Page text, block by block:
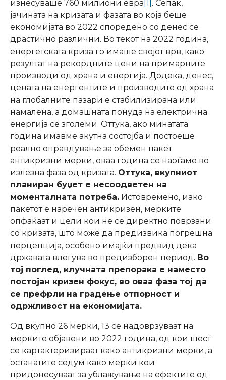
изнесуваше 760 милиони евра [1] . Сепак,
јачината на кризата и фазата во која беше
економијата во 2022 споредено со денес се
драстично различни. Во текот на 2022 година,
енергетската криза го имаше својот врв, како
резултат на рекордните цени на примарните
производи од храна и енергија. Додека, денес,
цената на енергентите и производите од храна
на глобалните пазари е стабилизирана или
намалена, а домашната понуда на електрична
енергија се зголеми. Оттука, ако минатата
година имавме акутна состојба и постоеше
реално оправдување за обемен пакет
антикризни мерки, оваа година се наоѓаме во
излезна фаза од кризата. Оттука, вкупниот
планиран буџет е несоодветен на
моменталната потреба. Истовремено, иако
пакетот е наречен антикризен, мерките
опфаќаат и цели кои не се директно поврзани
со кризата, што може да предизвика погрешна
перцепција, особено имајќи предвид дека
државата влегува во предизборен период. Во
тој поглед, клучната препорака е наместо
постојан кризен фокус, во оваа фаза тој да
се префрли на градење отпорност и
одржливост на економијата.
Од вкупно 26 мерки, 13 се надоврзуваат на
мерките објавени во 2022 година, од кои шест
се картактеризираат како антикризни мерки, а
останатите седум како мерки кои
придонесуваат за ублажување на ефектите од